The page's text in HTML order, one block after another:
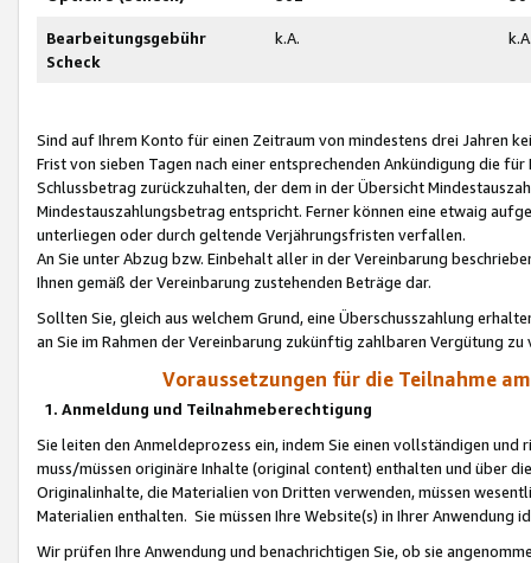
Bearbeitungsgebühr
Scheck
k.A.
Sind auf Ihrem Konto für einen Zeitraum von mindestens drei Jahren
Frist von sieben Tagen nach einer entsprechenden Ankündigung die
Schlussbetrag zurückzuhalten, der dem in der Übersicht
Mindestauszahlungsbetrag entspricht. Ferner können eine etwaig
unterliegen oder durch geltende Verjährungsfristen verfallen.
An Sie unter Abzug bzw. Einbehalt aller in der Vereinbarung
Ihnen gemäß der Vereinbarung zustehenden Beträge dar.
Sollten Sie, gleich aus welchem Grund, eine Überschusszahlung
an Sie im Rahmen der Vereinbarung zukünftig zahlbaren Vergütung zu
Voraussetzungen für die Teilnahme
1. Anmeldung und Teilnahmeberechtigung
Sie leiten den Anmeldeprozess ein, indem Sie einen vollständigen
muss/müssen originäre Inhalte (original content) enthalten und über
Originalinhalte, die Materialien von Dritten verwenden, müssen
Materialien enthalten. Sie müssen Ihre Website(s) in Ihrer Anwendung
Wir prüfen Ihre Anwendung und benachrichtigen Sie, ob sie